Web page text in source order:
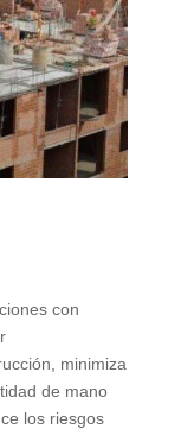
con
minimiza
de mano
los riesgos